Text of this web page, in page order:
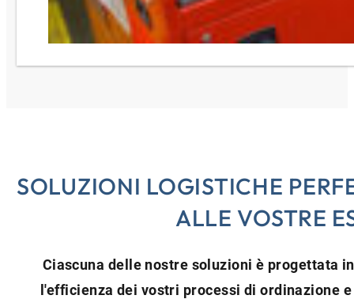
SOLUZIONI LOGISTICHE
ALLE VOSTRE
Ciascuna delle nostre soluzioni è progettata
l'efficienza dei vostri processi di ordinazione